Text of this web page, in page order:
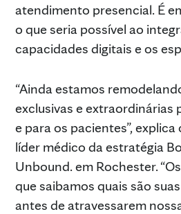
atendimento presencial. É
o que seria possível ao
capacidades digitais e os
“Ainda estamos
exclusivas e extraordinárias
e para os pacientes”, explica
líder médico da estratégia
Unbound. em Rochester.
que saibamos quais são
antes de atravessarem